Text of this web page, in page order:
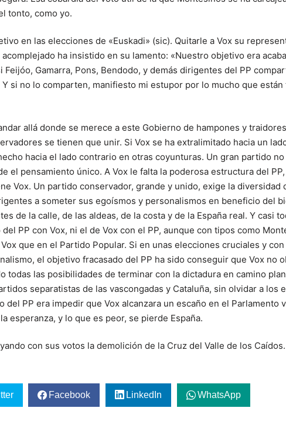
tonto, como yo.
en las elecciones de «Euskadi» (sic). Quitarle a Vox su
ha insistido en su lamento: «Nuestro objetivo era
Gamarra, Pons, Bendodo, y demás dirigentes del PP
si no lo comparten, manifiesto mi estupor por lo mucho que están
allá donde se merece a este Gobierno de hampones y
se tienen que unir. Si Vox se ha extralimitado hacia un
hacia el lado contrario en otras coyunturas. Un gran partido
el pensamiento único. A Vox le falta la poderosa estructura del PP,
Vox. Un partido conservador, grande y unido, exige la diversidad
a someter sus egoísmos y personalismos en beneficio del
de la calle, de las aldeas, de la costa y de la España real. Y casi
PP con Vox, ni el de Vox con el PP, aunque con tipos como
que en el Partido Popular. Si en unas elecciones cruciales y
el objetivo fracasado del PP ha sido conseguir que Vox no
todas las posibilidades de terminar con la dictadura en camino
separatistas de las vascongadas y Cataluña, sin olvidar a los
del PP era impedir que Vox alcanzara un escaño en el Parlamento
esperanza, y lo que es peor, se pierde España.
con sus votos la demolición de la Cruz del Valle de los
Facebook LinkedIn WhatsApp